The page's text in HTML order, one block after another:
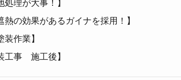
処理が大事！】
熱の効果があるガイナを採用！】
装作業】
工事 施工後】